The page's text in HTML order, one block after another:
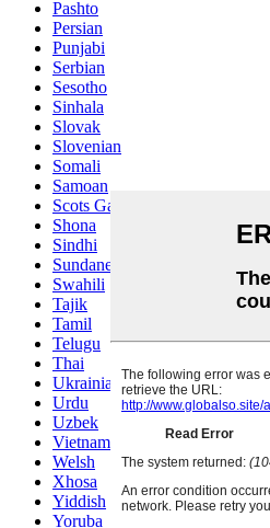
Pashto
Persian
Punjabi
Serbian
Sesotho
Sinhala
Slovak
Slovenian
Somali
Samoan
Scots Gaelic
Shona
Sindhi
Sundanese
Swahili
Tajik
Tamil
Telugu
Thai
Ukrainian
Urdu
Uzbek
Vietnamese
Welsh
Xhosa
Yiddish
Yoruba